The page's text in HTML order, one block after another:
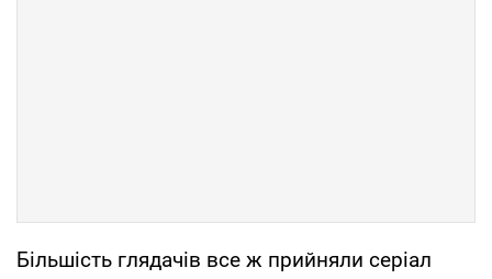
Більшість глядачів все ж прийняли серіал